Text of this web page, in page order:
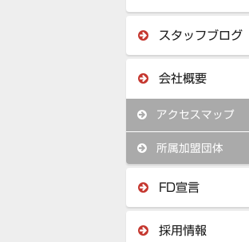
スタッフブログ
会社概要
アクセスマップ
所属加盟団体
FD宣言
採用情報